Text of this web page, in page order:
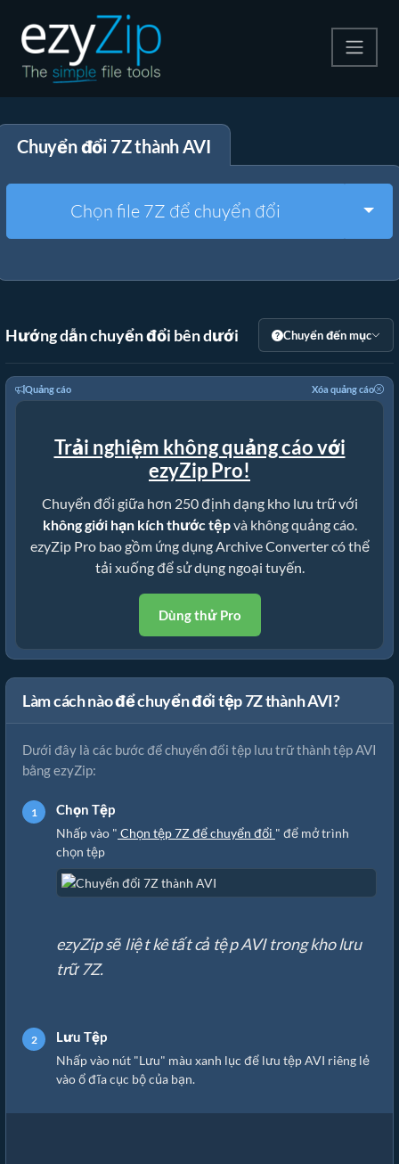
Giải nén
Công cụ khác
Chuyển đổi 7Z thành AVI
Chọn file 7Z để chuyển đổi
Hướng dẫn chuyển đổi bên dưới Chuyển đến mục
Quảng cáo Xóa quảng cáo
Trải nghiệm không quảng cáo với
ezyZip Pro!
Chuyển đổi giữa hơn 250 định dạng kho lưu trữ với
không giới hạn kích thước tệpvà không quảng cáo.
ezyZip Pro bao gồm ứng dụng Archive Converter có thể
tải xuống để sử dụng ngoại tuyến.
Dùng thử Pro
Làm cách nào để chuyển đổi tệp 7Z thành AVI?
Dưới đây là các bước để chuyển đổi tệp lưu trữ thành tệp AVI
bằng ezyZip:
Chọn Tệp
Nhấp vào " Chọn tệp 7Z để chuyển đổi " để mở trình
chọn tệp
ezyZip sẽ liệt kê tất cả tệp AVI trong kho lưu
trữ 7Z.
Lưu Tệp
Nhấp vào nút "Lưu" màu xanh lục để lưu tệp AVI riêng lẻ
vào ổ đĩa cục bộ của bạn.